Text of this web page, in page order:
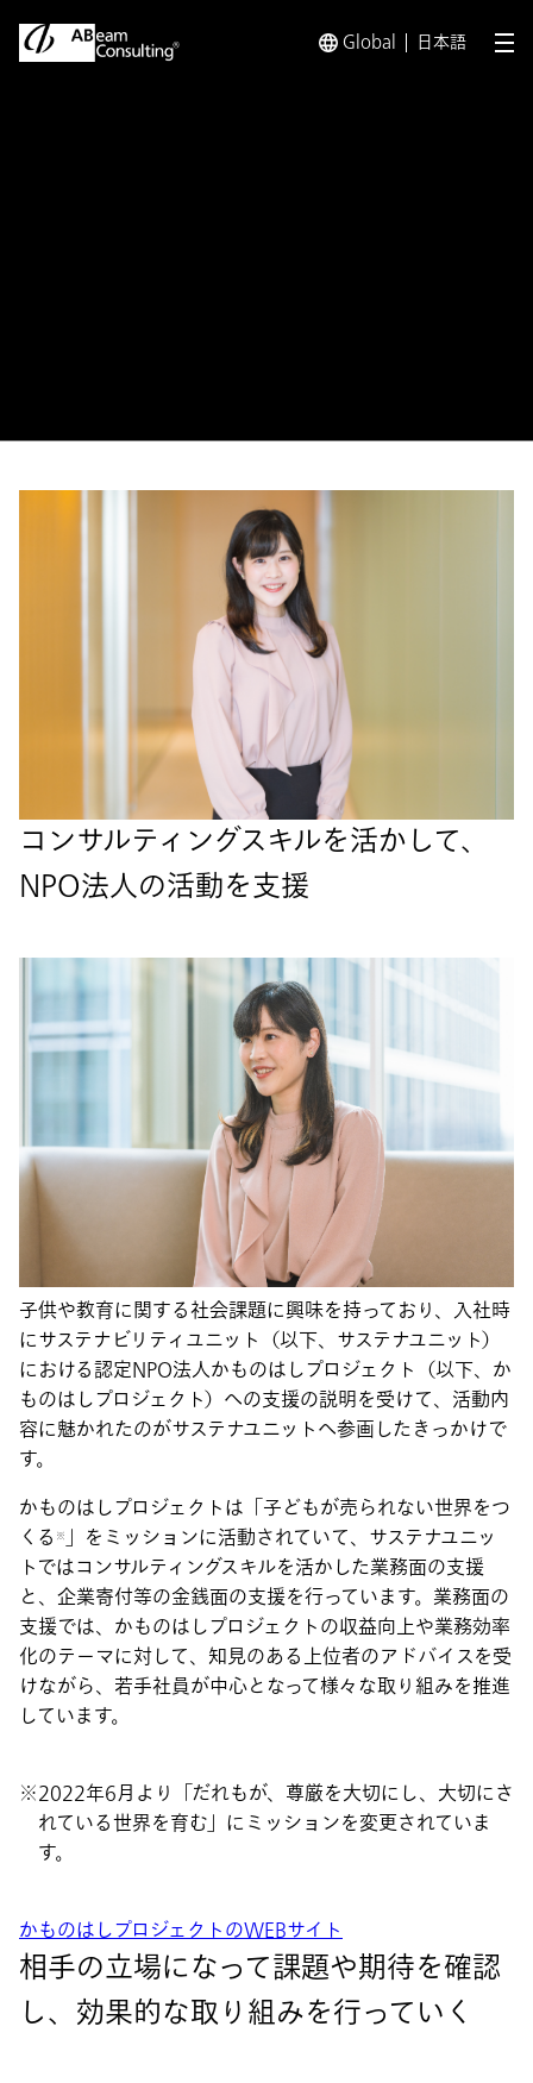
Global 日本語 メ
コンサルティングスキルを活かして、
NPO法人の活動を支援
子供や教育に関する社会課題に興味を持っており、入社時
にサステナビリティユニット（以下、サステナユニット）
における認定NPO法人かものはしプロジェクト（以下、か
ものはしプロジェクト）への支援の説明を受けて、活動内
容に魅かれたのがサステナユニットへ参画したきっかけで
す。
かものはしプロジェクトは「子どもが売られない世界をつ
くる ※」をミッションに活動されていて、サステナユニッ
トではコンサルティングスキルを活かした業務面の支援
と、企業寄付等の金銭面の支援を行っています。業務面の
支援では、かものはしプロジェクトの収益向上や業務効率
化のテーマに対して、知見のある上位者のアドバイスを受
けながら、若手社員が中心となって様々な取り組みを推進
しています。
2022年6月より「だれもが、尊厳を大切にし、大切にさ
れている世界を育む」にミッションを変更されていま
す。
かものはしプロジェクトのWEBサイト
相手の立場になって課題や期待を確認
し、効果的な取り組みを行っていく